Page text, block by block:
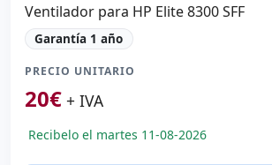
Ventilador para HP Elite 8300 SFF
Garantía 1 año
PRECIO UNITARIO
20€ + IVA
Recibelo el martes 11-08-2026